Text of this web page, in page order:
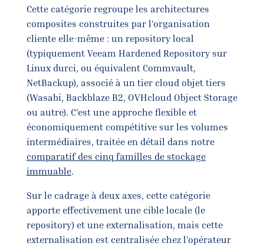
Cette catégorie regroupe les architectures
composites construites par l’organisation
cliente elle-même : un repository local
(typiquement Veeam Hardened Repository sur
Linux durci, ou équivalent Commvault,
NetBackup), associé à un tier cloud objet tiers
(Wasabi, Backblaze B2, OVHcloud Object Storage
ou autre). C’est une approche flexible et
économiquement compétitive sur les volumes
intermédiaires, traitée en détail dans notre
comparatif des cinq familles de stockage
immuable.
Sur le cadrage à deux axes, cette catégorie
apporte effectivement une cible locale (le
repository) et une externalisation, mais cette
externalisation est centralisée chez l’opérateur